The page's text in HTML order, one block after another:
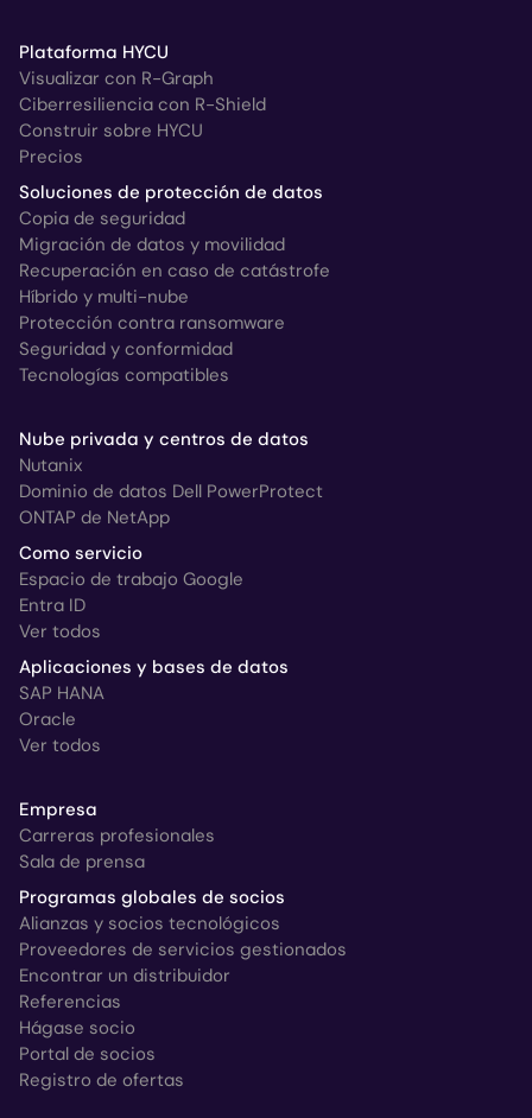
Plataforma HYCU
Visualizar con R-Graph
Ciberresiliencia con R-Shield
Construir sobre HYCU
Precios
Soluciones de protección de datos
Copia de seguridad
Migración de datos y movilidad
Recuperación en caso de catástrofe
Híbrido y multi-nube
Protección contra ransomware
Seguridad y conformidad
Tecnologías compatibles
Nube privada y centros de datos
Nutanix
Dominio de datos Dell PowerProtect
ONTAP de NetApp
Como servicio
Espacio de trabajo Google
Entra ID
Ver todos
Aplicaciones y bases de datos
SAP HANA
Oracle
Ver todos
Empresa
Carreras profesionales
Sala de prensa
Programas globales de socios
Alianzas y socios tecnológicos
Proveedores de servicios gestionados
Encontrar un distribuidor
Referencias
Hágase socio
Portal de socios
Registro de ofertas